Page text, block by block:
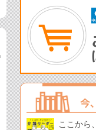
ここから